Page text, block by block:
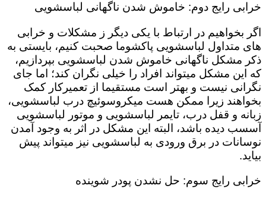
خرابی رایج دوم: خاموش شدن ناگهانی لباسشویی
اگر بخواهیم در ارتباط با یکی دیگر ز مشکلات و خرابی
های متداول لباسشویی پاکشوما صحبت کنیم، بایستی به
ذکر مشکل ناگهانی خاموش شدن لباسشویی بپردازیم،
که این مشکل میتواند افراد را خیلی نگران کند؛ اما جای
نگرانی نیست و بهتر است مستقیما از تعمیرکار کمک
بخواهند زیرا ممکن هست میکروسوئیچ درب لباسشویی،
زبانه و قفل درب، تایمر لباسشویی و موتور لباسشویی
آسسب دیده باشد، البته این مشکل در اثر به وجود آمدن
نوسانات در برق ورودی به لباسشویی نیز میتواند پیش
بیاید.
خرابی رایج سوم: حل نشدن پودر شوینده